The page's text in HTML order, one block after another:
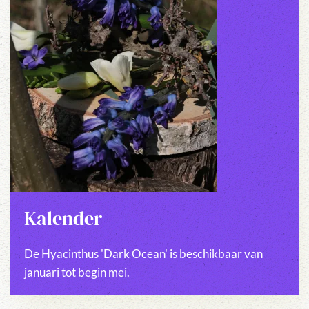
Kalender
De Hyacinthus 'Dark Ocean' is beschikbaar van
januari tot begin mei.